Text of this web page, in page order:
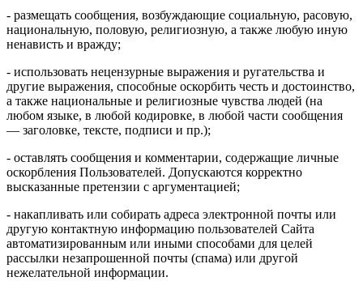
- размещать сообщения, возбуждающие социальную, расовую,
национальную, половую, религиозную, а также любую иную
ненависть и вражду;
- использовать нецензурные выражения и ругательства и
другие выражения, способные оскорбить честь и достоинство,
а также национальные и религиозные чувства людей (на
любом языке, в любой кодировке, в любой части сообщения
— заголовке, тексте, подписи и пр.);
- оставлять сообщения и комментарии, содержащие личные
оскорбления Пользователей. Допускаются корректно
высказанные претензии с аргументацией;
- накапливать или собирать адреса электронной почты или
другую контактную информацию пользователей Сайта
автоматизированным или иными способами для целей
рассылки незапрошенной почты (спама) или другой
нежелательной информации.